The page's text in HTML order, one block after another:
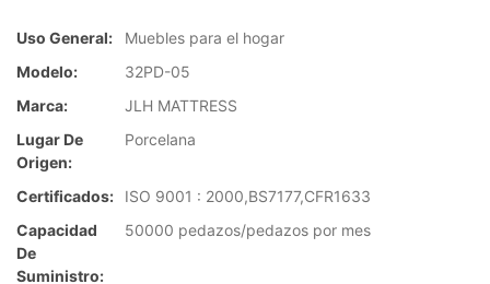
Uso General:
Muebles para el hogar
Modelo:
32PD-05
Marca:
JLH MATTRESS
Lugar De
Origen:
Porcelana
Certificados:
ISO 9001 : 2000,BS7177,CFR1633
Capacidad
De
Suministro:
50000 pedazos/pedazos por mes